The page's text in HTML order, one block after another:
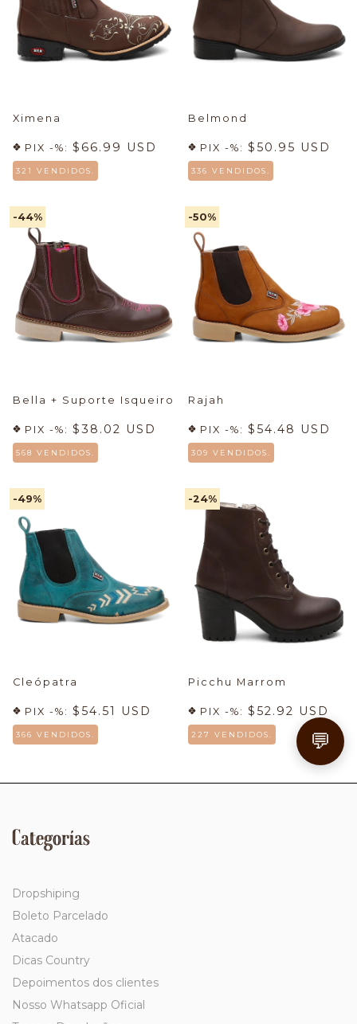
Ximena
PIX -%: $66.99 USD
321 VENDIDOS.
Belmond
PIX -%: $50.95 USD
336 VENDIDOS.
-44%
Bella + Suporte Isqueiro
PIX -%: $38.02 USD
568 VENDIDOS.
-50%
Rajah
PIX -%: $54.48 USD
309 VENDIDOS.
-49%
Cleópatra
PIX -%: $54.51 USD
366 VENDIDOS.
-24%
Picchu Marrom
PIX -%: $52.92 USD
227 VENDIDOS.
Categorías
Dropshiping
Boleto Parcelado
Atacado
Dicas Country
Depoimentos dos clientes
Nosso Whatsapp Oficial
💬